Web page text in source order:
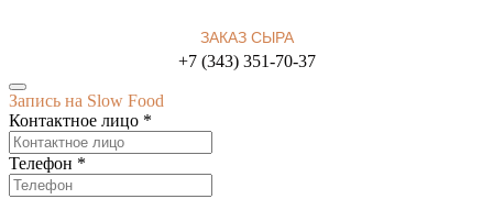
ЗАКАЗ СЫРА
+7 (343) 351-70-37
Запись на Slow Food
Контактное лицо *
Телефон *